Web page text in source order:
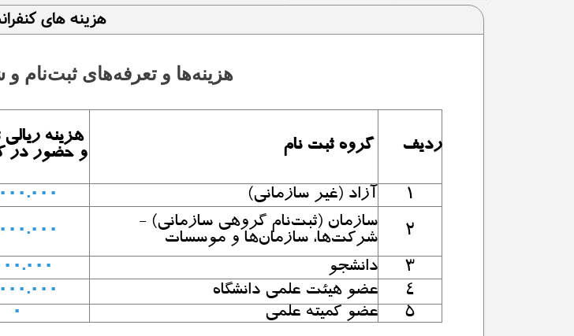
هزینه های
هزینه‌ها و تعرفه‌های ثبت‌نام
ردیف گروه ثبت نام هزینه ریالی
و حضور در
۱
آزاد (غیر سازمانی)
۲
سازمان (ثبت‌نام گروهی سازمانی) -
شرکت‌ها، سازمان‌ها و موسسات
۳
دانشجو
۴
عضو هیئت علمی دانشگاه
۵
عضو کمیته علمی 0